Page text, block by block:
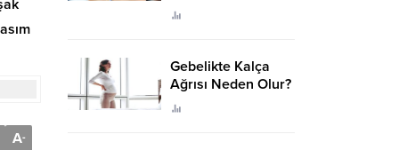
A-
Gebelikte Kalça
Ağrısı Neden Olur?